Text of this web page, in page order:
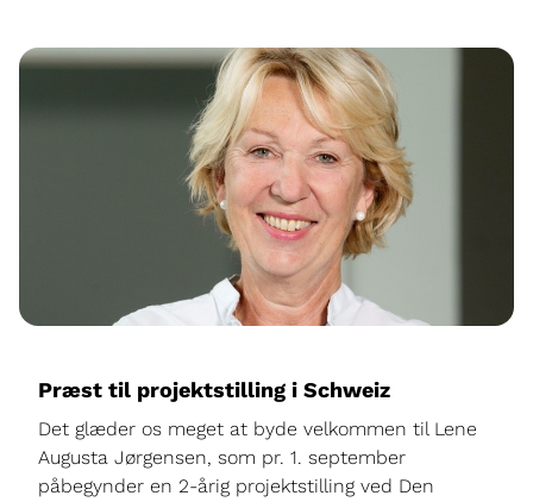
Præst til projektstilling i Schweiz
Det glæder os meget at byde velkommen til Lene
Augusta Jørgensen, som pr. 1. september
påbegynder en 2-årig projektstilling ved Den